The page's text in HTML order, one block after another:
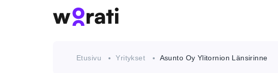
Etusivu Yritykset Asunto Oy Ylitornion Länsirinne